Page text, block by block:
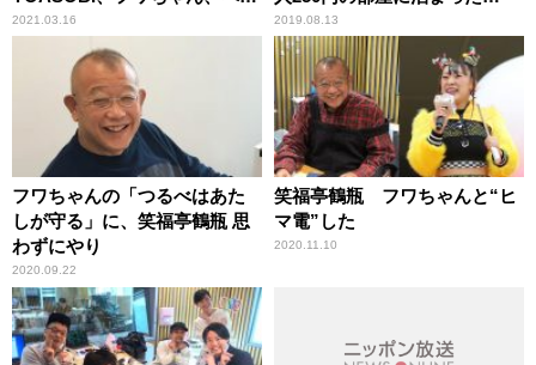
ぱの起用が決定！ レギュラー
就任に大はしゃぎの発表記者
2021.03.16
ら……」
2019.08.13
フワちゃんの「つるべはあた
しが守る」に、笑福亭鶴瓶 思
わずにやり
2020.09.22
笑福亭鶴瓶 フワちゃんと“ヒ
マ電”した
2020.11.10